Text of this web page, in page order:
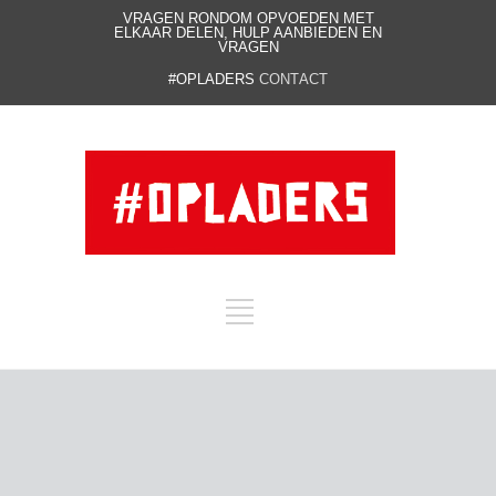
VRAGEN RONDOM OPVOEDEN MET
ELKAAR DELEN, HULP AANBIEDEN EN
VRAGEN
#OPLADERS CONTACT